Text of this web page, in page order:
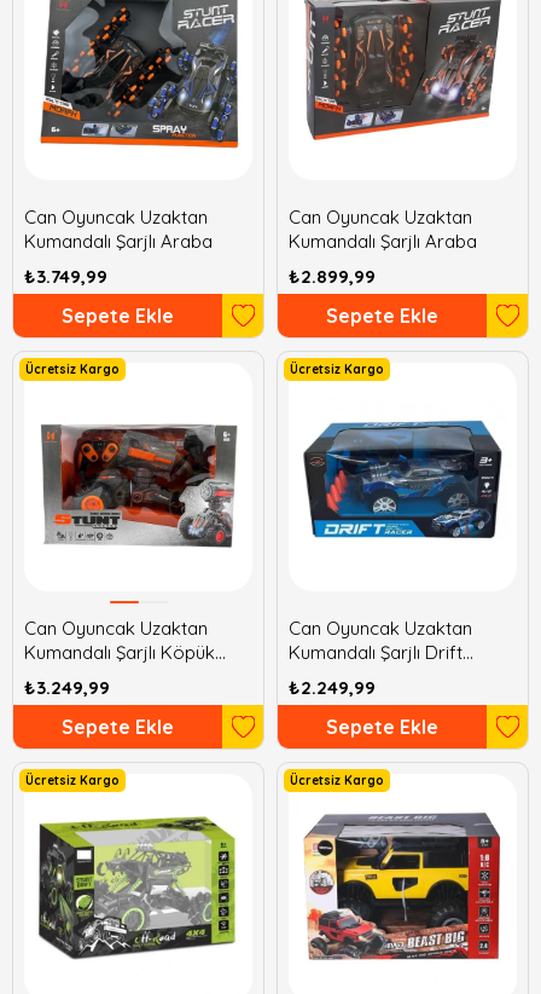
Can Oyuncak Uzaktan
Kumandalı Şarjlı Araba
₺3.749,99
Sepete Ekle
Can Oyuncak Uzaktan
Kumandalı Şarjlı Araba
₺2.899,99
Sepete Ekle
Can Oyuncak Uzaktan
Kumandalı Şarjlı Köpük
Atan Araba
₺3.249,99
Ücretsiz Kargo
Sepete Ekle
Can Oyuncak Uzaktan
Kumandalı Şarjlı Drift
Araba
₺2.249,99
Ücretsiz Kargo
Sepete Ekle
Ücretsiz Kargo Ücretsiz Kargo